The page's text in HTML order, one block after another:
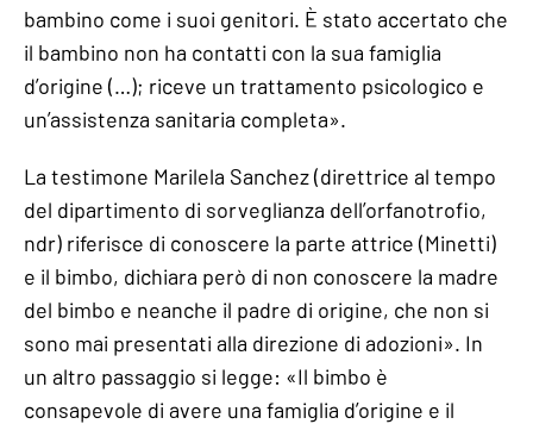
bambino come i suoi genitori. È stato accertato che
il bambino non ha contatti con la sua famiglia
d’origine (…); riceve un trattamento psicologico e
un’assistenza sanitaria completa».
La testimone Marilela Sanchez (direttrice al tempo
del dipartimento di sorveglianza dell’orfanotrofio,
ndr) riferisce di conoscere la parte attrice (Minetti)
e il bimbo, dichiara però di non conoscere la madre
del bimbo e neanche il padre di origine, che non si
sono mai presentati alla direzione di adozioni». In
un altro passaggio si legge: «Il bimbo è
consapevole di avere una famiglia d’origine e il